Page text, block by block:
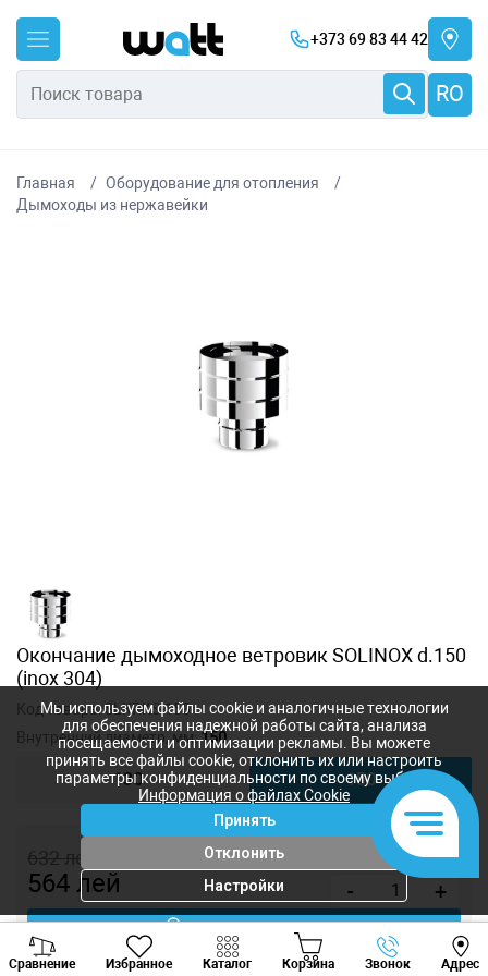
+373 69 83 44 42
RO
Главная
Оборудование для отопления
Дымоходы из нержавейки
Окончание дымоходное ветровик SOLINOX d.150
(inox 304)
Код товара:SLXRKS-150
Внутренний диаметр, мм:150
130 150
632лей
564 лей - +
Купить в 1 клик
Сравнение Избранное Каталог Корзина Звонок Адрес
Viber Whatsapp
Мы используем файлы cookie и аналогичные технологии
для обеспечения надежной работы сайта, анализа
посещаемости и оптимизации рекламы. Вы можете
принять все файлы cookie, отклонить их или настроить
параметры конфиденциальности по своему выбору.
Информация о файлах Cookie
Принять
Отклонить
Настройки